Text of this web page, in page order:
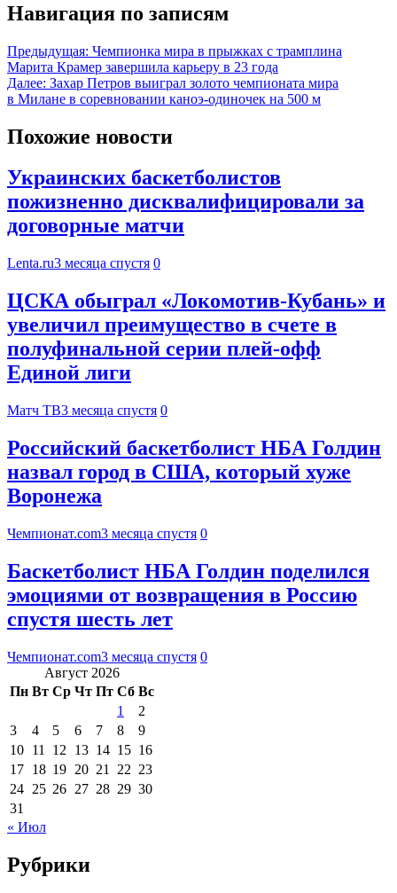
Навигация по записям
Предыдущая: Чемпионка мира в прыжках с трамплина
Марита Крамер завершила карьеру в 23 года
Далее: Захар Петров выиграл золото чемпионата мира
в Милане в соревновании каноэ‑одиночек на 500 м
Похожие новости
Украинских баскетболистов
пожизненно дисквалифицировали за
договорные матчи
Lenta.ru3 месяца спустя 0
ЦСКА обыграл «Локомотив‑Кубань» и
увеличил преимущество в счете в
полуфинальной серии плей‑офф
Единой лиги
Матч ТВ3 месяца спустя 0
Российский баскетболист НБА Голдин
назвал город в США, который хуже
Воронежа
Чемпионат.com3 месяца спустя 0
Баскетболист НБА Голдин поделился
эмоциями от возвращения в Россию
спустя шесть лет
Чемпионат.com3 месяца спустя 0
Август 2026
Пн Вт Ср Чт Пт Сб Вс
1
2
3
4 5 6 7 8
9
10 11 12 13 14 15 16
17 18 19 20 21 22 23
24 25 26 27 28 29 30
31
« Июл
Рубрики